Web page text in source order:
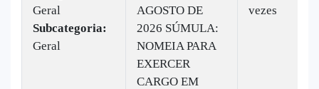
Geral
Subcategoria:
Geral
AGOSTO DE
2026 SÚMULA:
NOMEIA PARA
EXERCER
CARGO EM
vezes